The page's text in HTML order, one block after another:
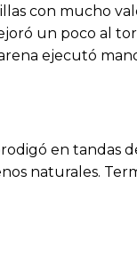
con mucho
un poco al
ejecutó
en tandas
naturales.